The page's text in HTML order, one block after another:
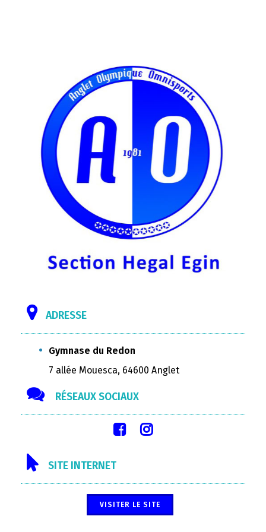
ADRESSE
Gymnase du Redon
7 allée Mouesca, 64600 Anglet
RÉSEAUX SOCIAUX
SITE INTERNET
VISITER LE SITE